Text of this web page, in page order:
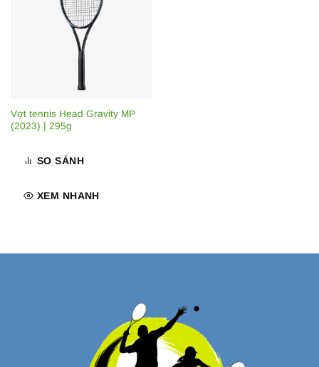
Vợt tennis Head Gravity MP
(2023) | 295g
SO SÁNH
XEM NHANH